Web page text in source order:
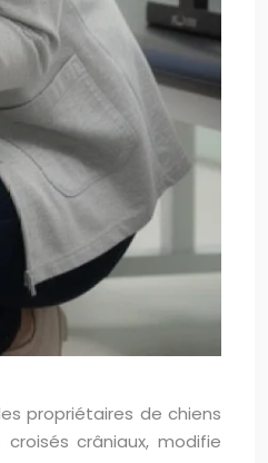
propriétaires de chiens
crâniaux, modifie